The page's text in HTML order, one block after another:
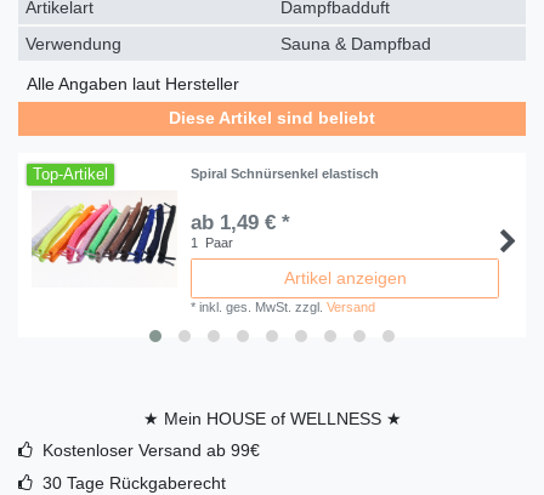
Artikelart
Dampfbadduft
Verwendung
Sauna & Dampfbad
Alle Angaben laut Hersteller
Diese Artikel sind beliebt
Top-Artikel Spiral Schnürsenkel elastisch
ab 1,49 € *
1 Paar
Artikel anzeigen
*inkl. ges. MwSt. zzgl.Versand
★ Mein HOUSE of WELLNESS ★
Kostenloser Versand ab 99€
30 Tage Rückgaberecht